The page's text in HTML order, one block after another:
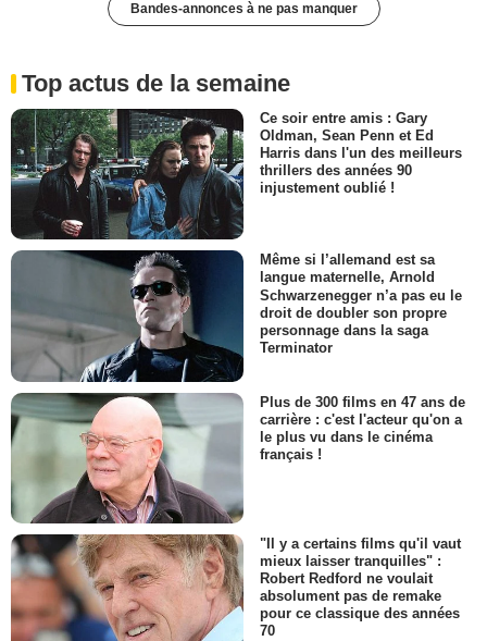
Bandes-annonces à ne pas manquer
Top actus de la semaine
Ce soir entre amis : Gary
Oldman, Sean Penn et Ed
Harris dans l'un des meilleurs
thrillers des années 90
injustement oublié !
Même si l’allemand est sa
langue maternelle, Arnold
Schwarzenegger n’a pas eu le
droit de doubler son propre
personnage dans la saga
Terminator
Plus de 300 films en 47 ans de
carrière : c'est l'acteur qu'on a
le plus vu dans le cinéma
français !
"Il y a certains films qu'il vaut
mieux laisser tranquilles" :
Robert Redford ne voulait
absolument pas de remake
pour ce classique des années
70